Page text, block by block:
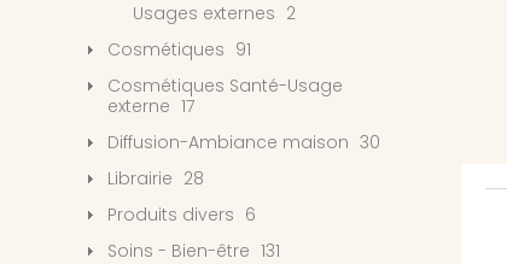
Usages externes 2
Cosmétiques 91
Cosmétiques Santé-Usage
externe 17
Diffusion-Ambiance maison 30
Librairie 28
Produits divers 6
Soins - Bien-être 131